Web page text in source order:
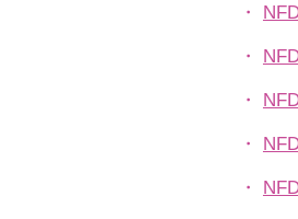
・
・
・
・
・